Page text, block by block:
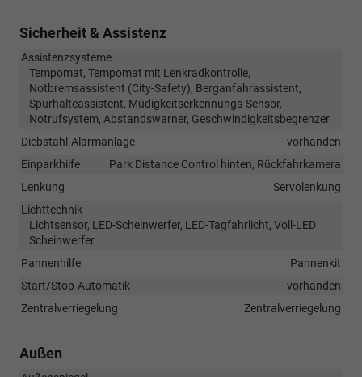
Sicherheit & Assistenz
Assistenzsysteme
Tempomat, Tempomat mit Lenkradkontrolle,
Notbremsassistent (City-Safety), Berganfahrassistent,
Spurhalteassistent, Müdigkeitserkennungs-Sensor,
Notrufsystem, Abstandswarner, Geschwindigkeitsbegrenzer
Diebstahl-Alarmanlage
vorhanden
Einparkhilfe
Park Distance Control hinten, Rückfahrkamera
Lenkung
Servolenkung
Lichttechnik
Lichtsensor, LED-Scheinwerfer, LED-Tagfahrlicht, Voll-LED
Scheinwerfer
Pannenhilfe
Pannenkit
Start/Stop-Automatik
vorhanden
Zentralverriegelung
Zentralverriegelung
Außen